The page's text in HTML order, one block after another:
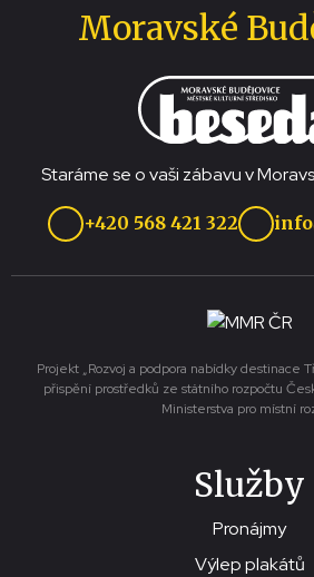
Moravské
Staráme se o vaši zábavu v
+420 568 421 322
Projekt „Rozvoj a podpora nabídky destinace
přispění prostředků ze státního rozpočtu
Ministerstva pro místní
Služby
Pronájmy
Výlep plakátů